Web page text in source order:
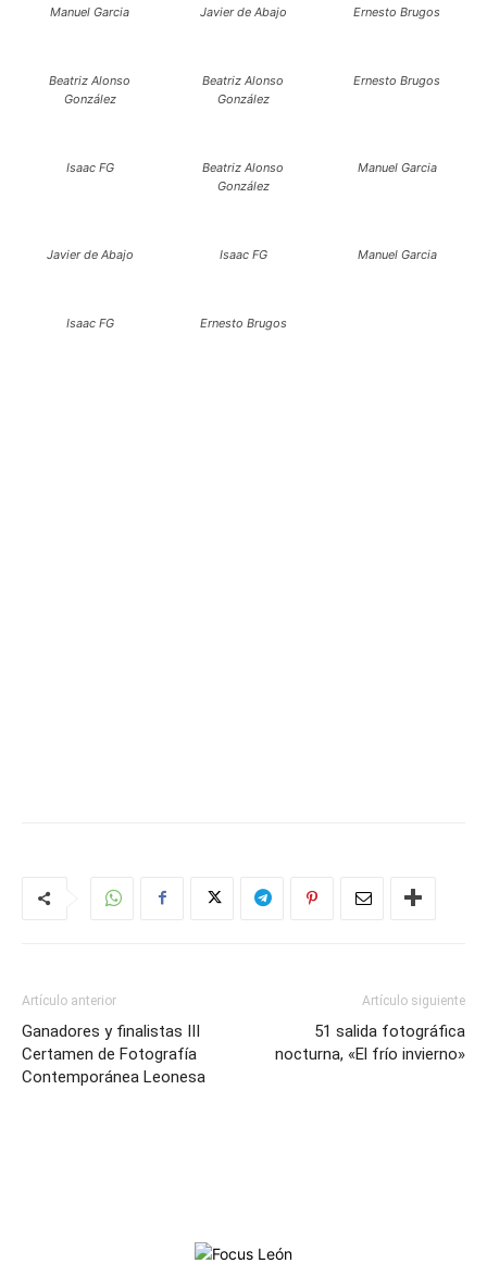
Manuel Garcia Javier de Abajo Ernesto Brugos
Beatriz Alonso
González
Beatriz Alonso
González
Ernesto Brugos
Isaac FG
Beatriz Alonso
González
Manuel Garcia
Javier de Abajo Isaac FG Manuel Garcia
Isaac FG Ernesto Brugos
Artículo anterior
Ganadores y finalistas III
Certamen de Fotografía
Contemporánea Leonesa
Artículo siguiente
51 salida fotográfica
nocturna, «El frío invierno»